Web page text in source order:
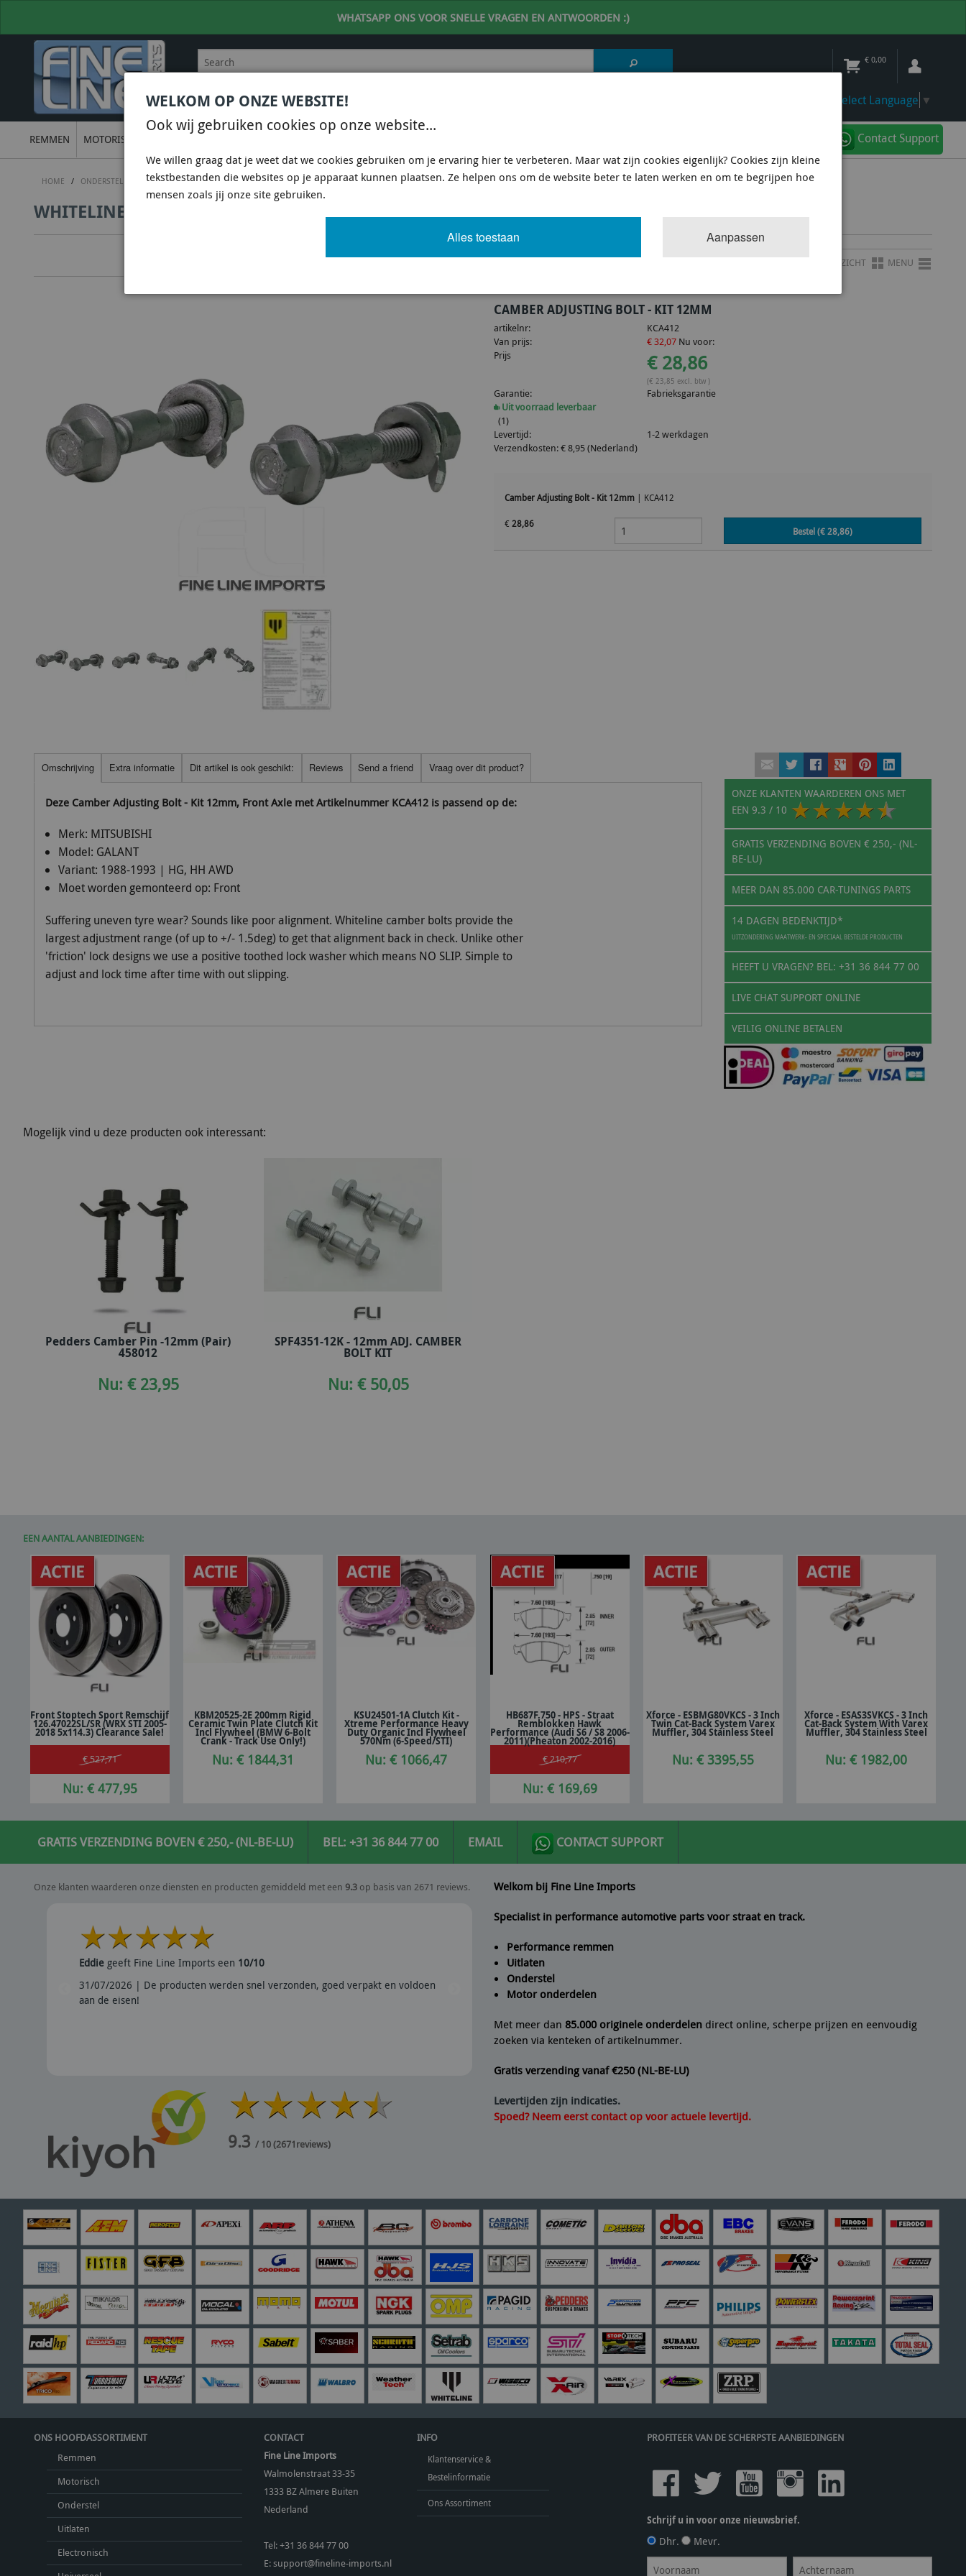
WHATSAPP ONS VOOR SNELLE VRAGEN EN ANTWOORDEN :)
€ 0,00
BEL +31 36 844 77 00VOOR DESKUNDIG ADVIES Select Language ▼
REMMEN MOTORISCH Contact Support
HOME / ONDERSTEL WHITELINE SUSPENSION & CHASSIS / WHITELINE KCA412 - CAMBER ADJUSTING BOLT - KIT 12MM
WHITELINE KCA412 - CAMBER ADJUSTING BOLT - KIT 12MM
Artikel725 van 3503 OVERZICHT MENU
CAMBER ADJUSTING BOLT - KIT 12MM
artikelnr:
KCA412
Van prijs:
€ 32,07 Nu voor:
Prijs
€ 28,86
(€ 23,85 excl. btw )
Garantie:
Fabrieksgarantie
Uit voorraad leverbaar
(1)
Levertijd:
1-2 werkdagen
Verzendkosten: € 8,95 (Nederland)
Camber Adjusting Bolt - Kit 12mm | KCA412
€ 28,86
Bestel (€28,86)
ONZE KLANTEN WAARDEREN ONS MET
EEN 9.3 / 10
GRATIS VERZENDING BOVEN € 250,- (NL-
BE-LU)
MEER DAN 85.000 CAR-TUNINGS PARTS
14 DAGEN BEDENKTIJD*
UITZONDERING MAATWERK- EN SPECIAAL BESTELDE PRODUCTEN
HEEFT U VRAGEN? BEL: +31 36 844 77 00
LIVE CHAT SUPPORT ONLINE
VEILIG ONLINE BETALEN
Omschrijving Extra informatie Dit artikel is ook geschikt: Reviews Send a friend Vraag over dit product?
Deze Camber Adjusting Bolt - Kit 12mm, Front Axle met Artikelnummer KCA412 is passend op de:
Merk: MITSUBISHI
Model: GALANT
Variant: 1988-1993 | HG, HH AWD
Moet worden gemonteerd op: Front
Suffering uneven tyre wear? Sounds like poor alignment. Whiteline camber bolts provide the
largest adjustment range (of up to +/- 1.5deg) to get that alignment back in check. Unlike other
'friction' lock designs we use a positive toothed lock washer which means NO SLIP. Simple to
adjust and lock time after time with out slipping.
Mogelijk vind u deze producten ook interessant:
In winkelwagen
Pedders Camber Pin -12mm (Pair)
458012
Nu: € 23,95
In winkelwagen
SPF4351-12K - 12mm ADJ. CAMBER
BOLT KIT
Nu: € 50,05
EEN AANTAL AANBIEDINGEN:
In winkelwagen
Front Stoptech Sport Remschijf
126.47022SL/SR (WRX STI 2005-
2018 5x114.3) Clearance Sale!
€ 527,71
Nu: € 477,95
In winkelwagen
KBM20525-2E 200mm Rigid
Ceramic Twin Plate Clutch Kit
Incl Flywheel (BMW 6-Bolt
Crank - Track Use Only!)
Nu: € 1844,31
In winkelwagen
KSU24501-1A Clutch Kit -
Xtreme Performance Heavy
Duty Organic Incl Flywheel
570Nm (6-Speed/STI)
Nu: € 1066,47
In winkelwagen
HB687F.750 - HPS - Straat
Remblokken Hawk
Performance (Audi S6 / S8 2006-
2011)(Pheaton 2002-2016)
€ 210,77
Nu: € 169,69
In winkelwagen
Xforce - ESBMG80VKCS - 3 Inch
Twin Cat-Back System Varex
Muffler, 304 Stainless Steel
Nu: € 3395,55
In winkelwagen
Xforce - ESAS3SVKCS - 3 Inch
Cat-Back System With Varex
Muffler, 304 Stainless Steel
Nu: € 1982,00
GRATIS VERZENDING BOVEN € 250,- (NL-BE-LU) BEL: +31 36 844 77 00 EMAIL CONTACT SUPPORT
Onze klanten waarderen onze diensten en producten gemiddeld met een 9.3 op basis van 2671 reviews.
Eddiegeeft Fine Line Imports een 10/10
31/07/2026 | De producten werden snel verzonden, goed verpakt en voldoen
aan de eisen!
Petergeeft Fine Line Imports een
28/07/2026 | Snel verzonden en artikel helemaal volgens de beschrijving. Een
aanrader dus.
9.3/ 10(2671reviews)
Welkom bij Fine Line Imports
Specialist in performance automotive parts voor straat en track.
Performance remmen
Uitlaten
Onderstel
Motor onderdelen
Met meer dan 85.000 originele onderdelen direct online, scherpe prijzen en eenvoudig
zoeken via kenteken of artikelnummer.
Gratis verzending vanaf €250 (NL-BE-LU)
Levertijden zijn indicaties.
Spoed? Neem eerst contact op voor actuele levertijd.
ONS HOOFDASSORTIMENT
Remmen
Motorisch
Onderstel
Uitlaten
Electronisch
CONTACT
Fine Line Imports
Walmolenstraat 33-35
1333 BZAlmere Buiten
Nederland
Tel:+31 36 844 77 00
E:support@fineline-imports.nl
INFO
Klantenservice &
Bestelinformatie
Ons Assortiment
PROFITEER VAN DE SCHERPSTE AANBIEDINGEN
Schrijf u in voor onze nieuwsbrief.
Dhr. Mevr.
WELKOM OP ONZE WEBSITE!
Ook wij gebruiken cookies op onze website...
We willen graag dat je weet dat we cookies gebruiken om je ervaring hier te verbeteren. Maar wat zijn cookies eigenlijk? Cookies zijn kleine
tekstbestanden die websites op je apparaat kunnen plaatsen. Ze helpen ons om de website beter te laten werken en om te begrijpen hoe
mensen zoals jij onze site gebruiken.
Aanpassen
Alles toestaan